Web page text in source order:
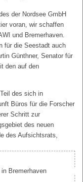
der Nordsee GmbH
voran, wir schaffen
und Bremerhaven.
für die Seestadt auch
Günthner, Senator für
den auf den
des sich in
Büros für die Forscher
Schritt zur
des neuen
des Aufsichtsrats,